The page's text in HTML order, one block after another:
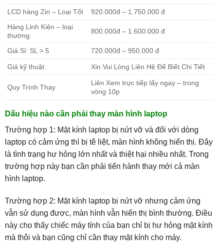
LCD hàng Zin – Loại Tốt
920.000đ – 1.750.000 đ
Hàng Linh Kiện – loại
thường
800.000đ – 1.600.000 đ
Giá Sỉ: SL > 5 720.000đ – 950.000 đ
Giá kỹ thuật Xin Vui Lòng Liên Hệ Để Biết Chi Tiết
Quy Trình Thay
Liên Xem trực tiếp lấy ngay – trong
vòng 10p
Dấu hiệu nào cần phải thay màn hình laptop
Trường hợp 1: Mặt kính laptop bị nứt vỡ và đối với dòng
laptop có cảm ứng thì bị tê liệt, màn hình không hiển thị. Đây
là tình trạng hư hỏng lớn nhất và thiệt hại nhiều nhất. Trong
trường hợp này bạn cần phải tiến hành thay mới cả màn
hình laptop.
Trường hợp 2: Mặt kính laptop bị nứt vỡ nhưng cảm ứng
vẫn sử dụng được, màn hình vẫn hiển thị bình thường. Điều
này cho thấy chiếc máy tính của bạn chỉ bị hư hỏng mặt kính
mà thôi và bạn cũng chỉ cần thay mặt kính cho máy.